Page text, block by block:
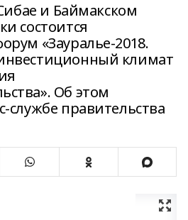
и Баймакском
состоится
«Зауралье-2018.
климат
Об этом
службе правительства